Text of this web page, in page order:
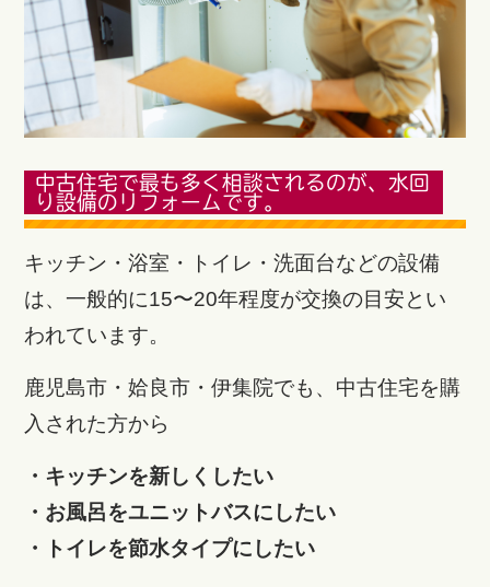
中古住宅で最も多く相談されるのが、水回
り設備のリフォームです。
キッチン・浴室・トイレ・洗面台などの設備
は、一般的に15〜20年程度が交換の目安とい
われています。
鹿児島市・姶良市・伊集院でも、中古住宅を購
入された方から
・キッチンを新しくしたい
・お風呂をユニットバスにしたい
・トイレを節水タイプにしたい